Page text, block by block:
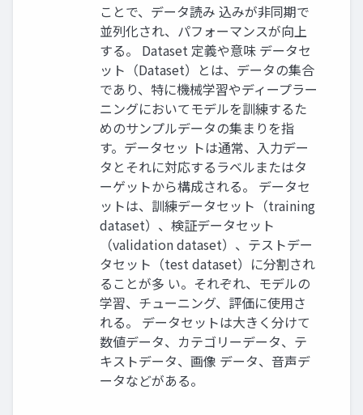
ことで、データ読み 込みが非同期で
並列化され、パフォーマンスが向上
する。 Dataset 定義や意味 データセ
ット（Dataset）とは、データの集合
であり、特に機械学習やディープラー
ニングにおいてモデルを訓練するた
めのサンプルデータの集まりを指
す。データセッ トは通常、入力デー
タとそれに対応するラベルまたはタ
ーゲットから構成される。 データセ
ットは、訓練データセット（training
dataset）、検証データセット
（validation dataset）、テストデー
タセット（test dataset）に分割され
ることが多 い。それぞれ、モデルの
学習、チューニング、評価に使用さ
れる。 データセットは大きく分けて
数値データ、カテゴリーデータ、テ
キストデータ、画像 データ、音声デ
ータなどがある。